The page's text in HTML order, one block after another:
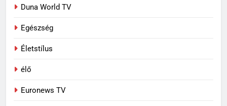
Duna World TV
Egészség
Életstílus
élő
Euronews TV